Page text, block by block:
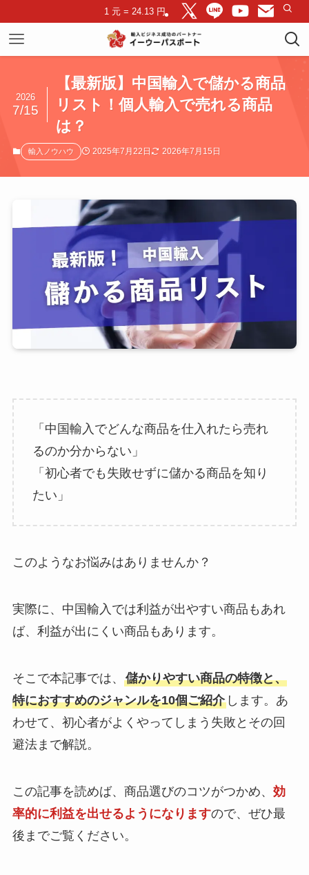
1 元 = 24.13 円
【最新版】中国輸入で儲かる商品
リスト！個人輸入で売れる商品
は？
2026
7/15
輸入ノウハウ 2025年7月22日 2026年7月15日
「中国輸入でどんな商品を仕入れたら売れ
るのか分からない」
「初心者でも失敗せずに儲かる商品を知り
たい」
このようなお悩みはありませんか？
実際に、中国輸入では利益が出やすい商品もあれ
ば、利益が出にくい商品もあります。
そこで本記事では、 儲かりやすい商品の特徴と、
特におすすめのジャンルを10個ご紹介します。あ
わせて、初心者がよくやってしまう失敗とその回
避法まで解説。
この記事を読めば、商品選びのコツがつかめ、 効
率的に利益を出せるようになりますので、ぜひ最
後までご覧ください。